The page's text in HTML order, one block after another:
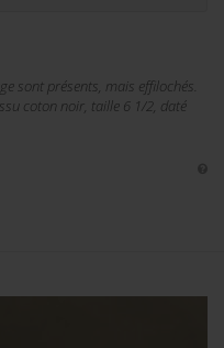
sont présents, mais effilochés.
coton noir, taille 6 1/2, daté